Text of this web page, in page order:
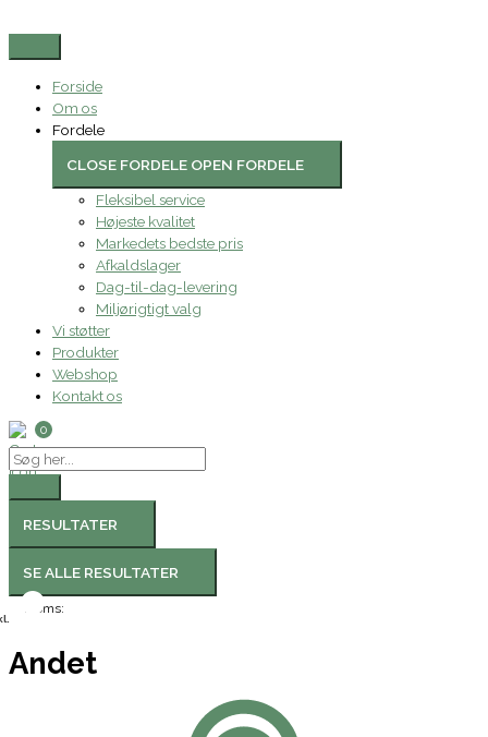
til
Forside
Om os
Fordele
CLOSE FORDELE OPEN FORDELE
Fleksibel service
Højeste kvalitet
Markedets bedste pris
Afkaldslager
Dag-til-dag-levering
Miljørigtigt valg
Vi støtter
Produkter
Webshop
Kontakt os
0
...
RESULTATER
SE ALLE RESULTATER
Moms:
Andet